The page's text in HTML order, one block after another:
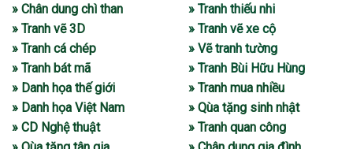
» Chân dung chì than
» Tranh vẽ 3D
» Tranh cá chép
» Tranh bát mã
» Danh họa thế giới
» Danh họa Việt Nam
» CD Nghệ thuật
» Tranh thiếu nhi
» Tranh vẽ xe cộ
» Vẽ tranh tường
» Tranh Bùi Hữu Hùng
» Tranh mua nhiều
» Qùa tặng sinh nhật
» Tranh quan công